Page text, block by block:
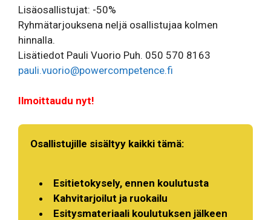
Lisäosallistujat: -50%
Ryhmätarjouksena neljä osallistujaa kolmen
hinnalla.
Lisätiedot Pauli Vuorio Puh. 050 570 8163
pauli.vuorio@powercompetence.fi
Ilmoittaudu nyt!
Osallistujille sisältyy kaikki tämä:
Esitietokysely, ennen koulutusta
Kahvitarjoilut ja ruokailu
Esitysmateriaali koulutuksen jälkeen